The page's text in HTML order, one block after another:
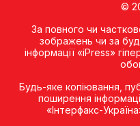
©
За повного чи
зображень чи за
інформації «iPress»
Будь-яке копiювання,
поширення
«Iнтерфакс-